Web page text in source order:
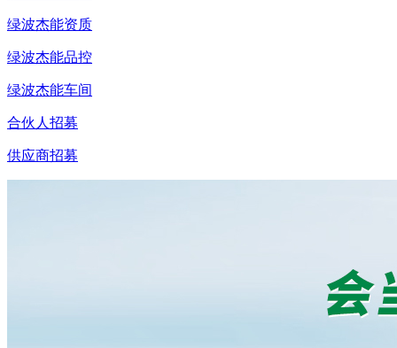
绿波杰能资质
绿波杰能品控
绿波杰能车间
合伙人招募
供应商招募